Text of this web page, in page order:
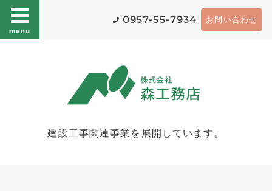
menu
0957-55-7934 お問い合わせ
建設工事関連事業を展開しています。